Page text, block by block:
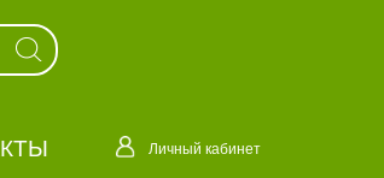
Личный кабинет